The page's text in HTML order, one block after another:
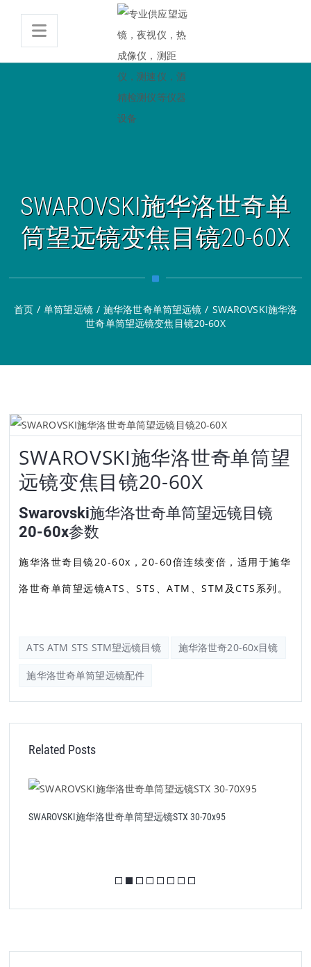
SWAROVSKI施华洛世奇单
筒望远镜变焦目镜20-60X
首页 / 单筒望远镜 / 施华洛世奇单筒望远镜 / SWAROVSKI施华洛
世奇单筒望远镜变焦目镜20-60X
SWAROVSKI施华洛世奇单筒望
远镜变焦目镜20-60X
Swarovski施华洛世奇单筒望远镜目镜
20-60x参数
施华洛世奇目镜20-60x，20-60倍连续变倍，适用于施华
洛世奇单筒望远镜ATS、STS、ATM、STM及CTS系列。
ATS ATM STS STM望远镜目镜 施华洛世奇20-60x目镜
施华洛世奇单筒望远镜配件
Related Posts
SWAROVSKI施华洛世奇单筒望远镜STX 30-70x95